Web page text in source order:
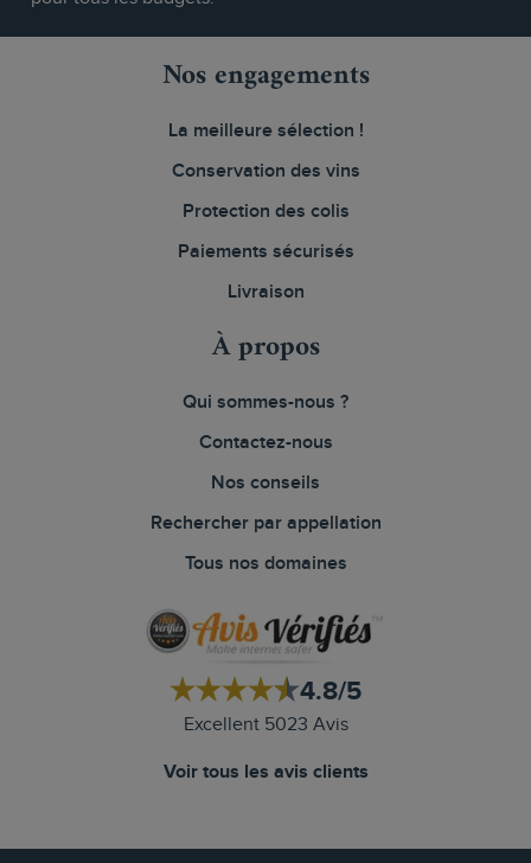
Nos engagements
La meilleure sélection !
Conservation des vins
Protection des colis
Paiements sécurisés
Livraison
À propos
Qui sommes-nous ?
Contactez-nous
Nos conseils
Rechercher par appellation
Tous nos domaines
4.8/5
Excellent 5023 Avis
Voir tous les avis clients